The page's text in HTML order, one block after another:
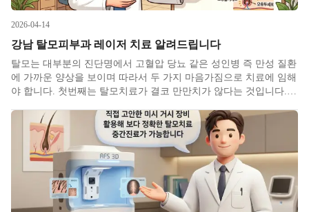
2026-04-14
강남 탈모피부과 레이저 치료 알려드립니다
탈모는 대부분의 진단명에서 고혈압 당뇨 같은 성인병 즉 만성 질환
에 가까운 양상을 보이며 따라서 두 가지 마음가짐으로 치료에 임해
야 합니다. 첫번째는 탈모치료가 결코 만만치가 않다는 것입니다.
니 안심하시라고 말씀드리고 싶지만 실상은 어떠한 방법으로도 쉽
지가 않다보